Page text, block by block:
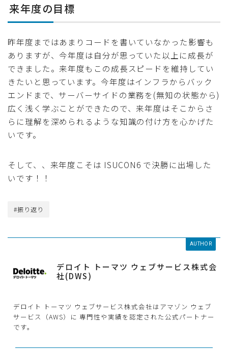
来年度の目標
昨年度まではあまりコードを書いていなかった影響も
ありますが、今年度は自分が思っていた以上に成長が
できました。来年度もこの成長スピードを維持してい
きたいと思っています。今年度はインフラからバック
エンドまで、サーバーサイドの業務を(無知の状態から)
広く浅く学ぶことができたので、来年度はそこからさ
らに理解を深められるような知識の付け方を心かげた
いです。
そして、、来年度こそは ISUCON6 で決勝に出場した
いです！！
#振り返り
AUTHOR
デロイト トーマツ ウェブサービス株式会
社(DWS)
デロイト トーマツ ウェブサービス株式会社はアマゾン ウェブ
サービス（AWS）に 専門性や実績を認定された公式パートナー
です。